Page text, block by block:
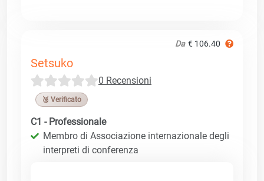
Da € 106.40
Setsuko
0 Recensioni
🥉 Verificato
C1 - Professionale
Membro di Associazione internazionale degli
interpreti di conferenza